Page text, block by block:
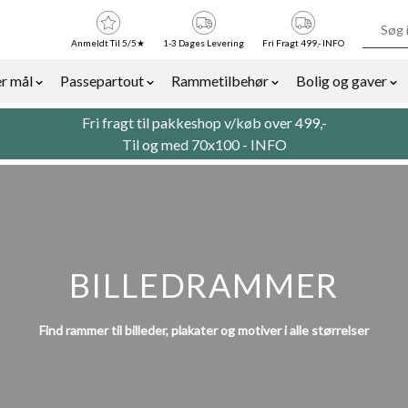
mål
Passepartout
Rammetilbehør
Bolig og gaver
Anmeldt Til 5/5★ 1-3 Dages Levering Fri Fragt 499,- INFO
Fri fragt til pakkeshop v/køb over 499,-
Til og med 70x100 - INFO
BILLEDRAMMER
Find rammer til billeder, plakater og motiver i alle størrelser